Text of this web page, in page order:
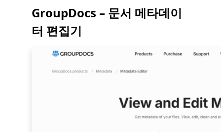
GroupDocs – 문서 메타데이
터 편집기